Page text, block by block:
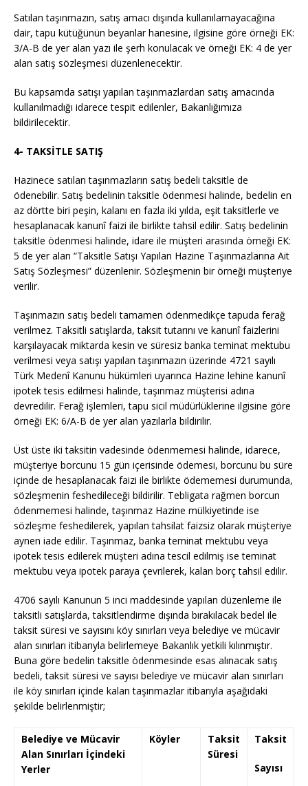
Satılan taşınmazın, satış amacı dışında kullanılamayacağına
dair, tapu kütüğünün beyanlar hanesine, ilgisine göre örneği EK:
3/A-B de yer alan yazı ile şerh konulacak ve örneği EK: 4 de yer
alan satış sözleşmesi düzenlenecektir.
Bu kapsamda satışı yapılan taşınmazlardan satış amacında
kullanılmadığı idarece tespit edilenler, Bakanlığımıza
bildirilecektir.
4- TAKSİTLE SATIŞ
Hazinece satılan taşınmazların satış bedeli taksitle de
ödenebilir. Satış bedelinin taksitle ödenmesi halinde, bedelin en
az dörtte biri peşin, kalanı en fazla iki yılda, eşit taksitlerle ve
hesaplanacak kanunî faizi ile birlikte tahsil edilir. Satış bedelinin
taksitle ödenmesi halinde, idare ile müşteri arasında örneği EK:
5 de yer alan “Taksitle Satışı Yapılan Hazine Taşınmazlarına Ait
Satış Sözleşmesi” düzenlenir. Sözleşmenin bir örneği müşteriye
verilir.
Taşınmazın satış bedeli tamamen ödenmedikçe tapuda ferağ
verilmez. Taksitli satışlarda, taksit tutarını ve kanunî faizlerini
karşılayacak miktarda kesin ve süresiz banka teminat mektubu
verilmesi veya satışı yapılan taşınmazın üzerinde 4721 sayılı
Türk Medenî Kanunu hükümleri uyarınca Hazine lehine kanunî
ipotek tesis edilmesi halinde, taşınmaz müşterisi adına
devredilir. Ferağ işlemleri, tapu sicil müdürlüklerine ilgisine göre
örneği EK: 6/A-B de yer alan yazılarla bildirilir.
Üst üste iki taksitin vadesinde ödenmemesi halinde, idarece,
müşteriye borcunu 15 gün içerisinde ödemesi, borcunu bu süre
içinde de hesaplanacak faizi ile birlikte ödememesi durumunda,
sözleşmenin feshedileceği bildirilir. Tebligata rağmen borcun
ödenmemesi halinde, taşınmaz Hazine mülkiyetinde ise
sözleşme feshedilerek, yapılan tahsilat faizsiz olarak müşteriye
aynen iade edilir. Taşınmaz, banka teminat mektubu veya
ipotek tesis edilerek müşteri adına tescil edilmiş ise teminat
mektubu veya ipotek paraya çevrilerek, kalan borç tahsil edilir.
4706 sayılı Kanunun 5 inci maddesinde yapılan düzenleme ile
taksitli satışlarda, taksitlendirme dışında bırakılacak bedel ile
taksit süresi ve sayısını köy sınırları veya belediye ve mücavir
alan sınırları itibarıyla belirlemeye Bakanlık yetkili kılınmıştır.
Buna göre bedelin taksitle ödenmesinde esas alınacak satış
bedeli, taksit süresi ve sayısı belediye ve mücavir alan sınırları
ile köy sınırları içinde kalan taşınmazlar itibarıyla aşağıdaki
şekilde belirlenmiştir;
Belediye ve Mücavir
Alan Sınırları İçindeki
Yerler
Köyler
Taksit
Süresi
Taksit
Sayısı